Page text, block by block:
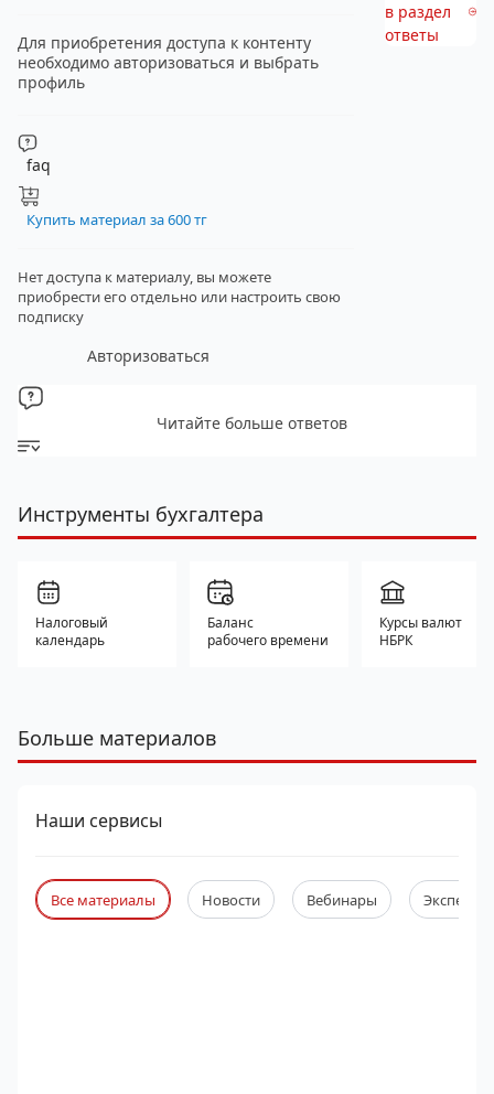
Для приобретения доступа к контенту
необходимо авторизоваться и выбрать
профиль
faq
Купить материал за 600 тг
Нет доступа к материалу, вы можете
приобрести его отдельно или настроить свою
подписку
Авторизоваться
в раздел
ответы
Читайте больше ответов
Инструменты бухгалтера
Налоговый
календарь
Баланс
рабочего времени
Курсы валют
НБРК
Больше материалов
Наши сервисы
Все материалы Новости Вебинары